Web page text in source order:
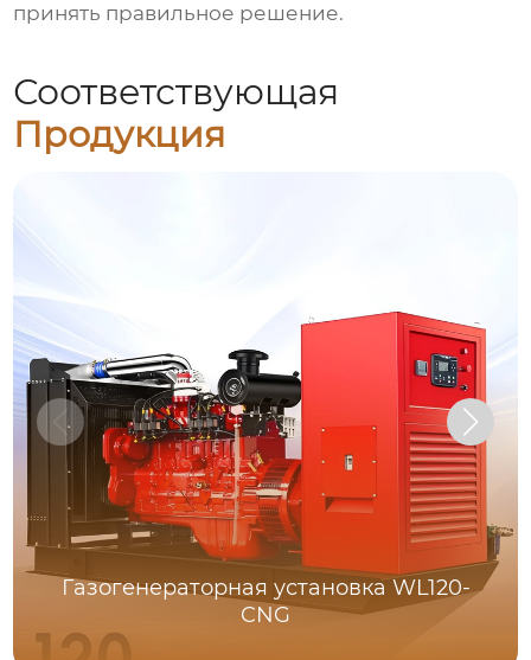
принять правильное решение.
Соответствующая
Продукция
Газогенераторная установка WL120-
CNG